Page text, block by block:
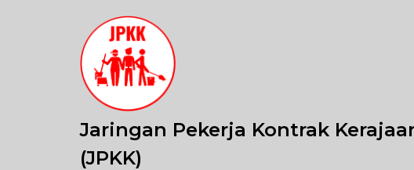
Jaringan Pekerja Kontrak
(JPKK)